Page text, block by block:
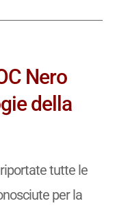
Nero
della
tutte le
per la